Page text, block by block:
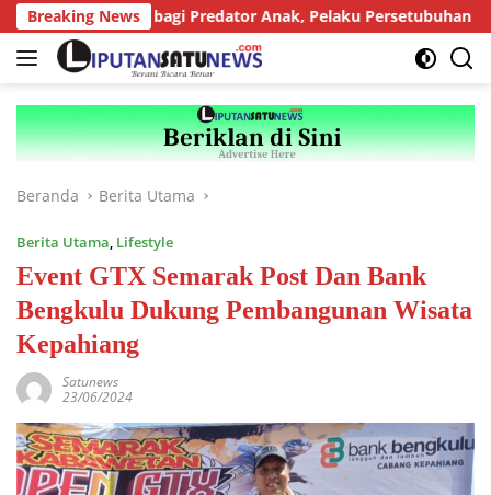
Langsung
ke
konten
Breaking News
Berat bagi Predator Anak, Pelaku Persetubuhan Anak Tiri
Beranda Berita Utama
Berita Utama, Lifestyle
Event GTX Semarak Post Dan Bank
Bengkulu Dukung Pembangunan Wisata
Kepahiang
Satunews
23/06/2024